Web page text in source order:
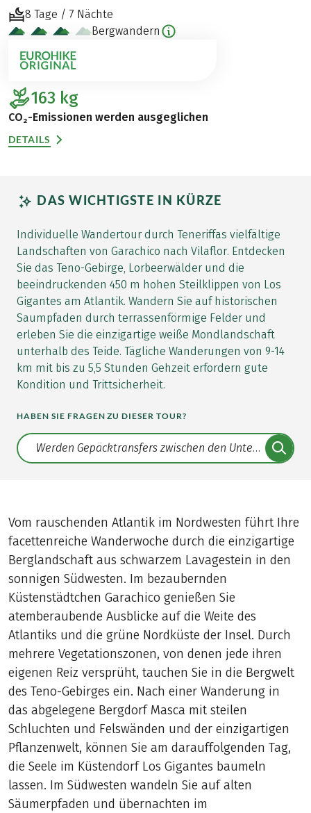
8 Tage / 7 Nächte
Bergwandern
163 kg
CO₂-Emissionen werden ausgeglichen
DETAILS
DAS WICHTIGSTE IN KÜRZE
Individuelle Wandertour durch Teneriffas vielfältige
Landschaften von Garachico nach Vilaflor. Entdecken
Sie das Teno-Gebirge, Lorbeerwälder und die
beeindruckenden 450 m hohen Steilklippen von Los
Gigantes am Atlantik. Wandern Sie auf historischen
Saumpfaden durch terrassenförmige Felder und
erleben Sie die einzigartige weiße Mondlandschaft
unterhalb des Teide. Tägliche Wanderungen von 9-14
km mit bis zu 5,5 Stunden Gehzeit erfordern gute
Kondition und Trittsicherheit.
HABEN SIE FRAGEN ZU DIESER TOUR?
Translate: a11y.faq.search
Vom rauschenden Atlantik im Nordwesten führt Ihre
facettenreiche Wanderwoche durch die einzigartige
Berglandschaft aus schwarzem Lavagestein in den
sonnigen Südwesten. Im bezaubernden
Küstenstädtchen Garachico genießen Sie
atemberaubende Ausblicke auf die Weite des
Atlantiks und die grüne Nordküste der Insel. Durch
mehrere Vegetationszonen, von denen jede ihren
eigenen Reiz versprüht, tauchen Sie in die Bergwelt
des Teno-Gebirges ein. Nach einer Wanderung in
das abgelegene Bergdorf Masca mit steilen
Schluchten und Felswänden und der einzigartigen
Pflanzenwelt, können Sie am darauffolgenden Tag,
die Seele im Küstendorf Los Gigantes baumeln
lassen. Im Südwesten wandeln Sie auf alten
Säumerpfaden und übernachten im